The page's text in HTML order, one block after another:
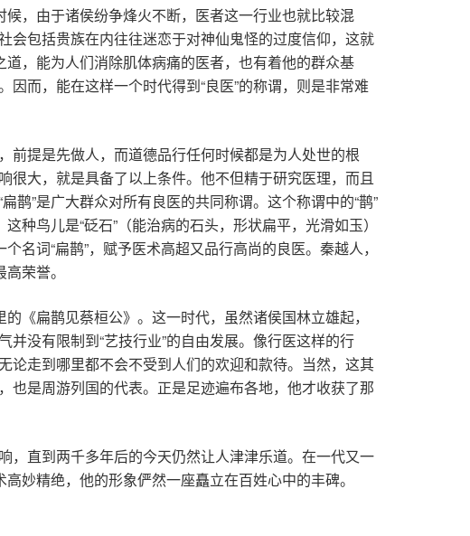
，由于诸侯纷争烽火不断，医者这一行业也就比较混
会包括贵族在内往往迷恋于对神仙鬼怪的过度信仰，这就
，能为人们消除肌体病痛的医者，也有着他的群众基
而，能在这样一个时代得到“良医”的称谓，则是非常难
前提是先做人，而道德品行任何时候都是为人处世的根
大，就是具备了以上条件。他不但精于研究医理，而且
”是广大群众对所有良医的共同称谓。这个称谓中的“鹊”
种鸟儿是“砭石”（能治病的石头，形状扁平，光滑如玉）
名词“扁鹊”，赋予医术高超又品行高尚的良医。秦越人，
荣誉。
《扁鹊见蔡桓公》。这一时代，虽然诸侯国林立雄起，
没有限制到“艺技行业”的自由发展。像行医这样的行
论走到哪里都不会不受到人们的欢迎和款待。当然，这其
也是周游列国的代表。正是足迹遍布各地，他才收获了那
，直到两千多年后的今天仍然让人津津乐道。在一代又一
妙精绝，他的形象俨然一座矗立在百姓心中的丰碑。